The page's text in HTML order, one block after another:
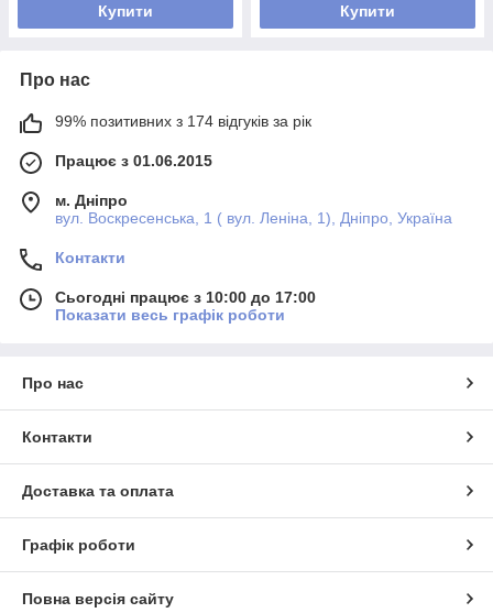
Купити Купити
Про нас
99% позитивних з 174 відгуків за рік
Працює з 01.06.2015
м. Дніпро
вул. Воскресенська, 1 ( вул. Леніна, 1), Дніпро, Україна
Контакти
Сьогодні працює з 10:00 до 17:00
Показати весь графік роботи
Про нас
Контакти
Доставка та оплата
Графік роботи
Повна версія сайту